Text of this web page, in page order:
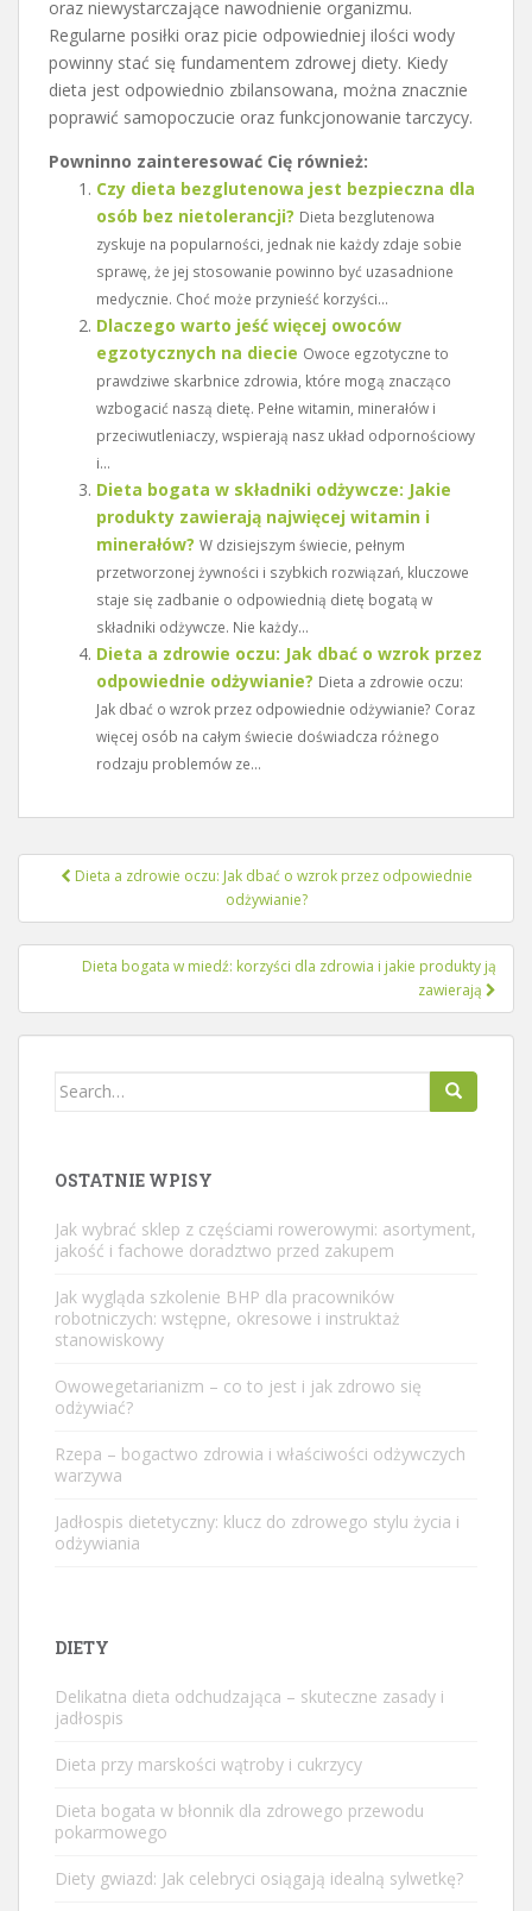
oraz niewystarczające nawodnienie organizmu.
Regularne posiłki oraz picie odpowiedniej ilości wody
powinny stać się fundamentem zdrowej diety. Kiedy
dieta jest odpowiednio zbilansowana, można znacznie
poprawić samopoczucie oraz funkcjonowanie tarczycy.
Powninno zainteresować Cię również:
Czy dieta bezglutenowa jest bezpieczna dla
osób bez nietolerancji? Dieta bezglutenowa
zyskuje na popularności, jednak nie każdy zdaje sobie
sprawę, że jej stosowanie powinno być uzasadnione
medycznie. Choć może przynieść korzyści...
Dlaczego warto jeść więcej owoców
egzotycznych na diecie Owoce egzotyczne to
prawdziwe skarbnice zdrowia, które mogą znacząco
wzbogacić naszą dietę. Pełne witamin, minerałów i
przeciwutleniaczy, wspierają nasz układ odpornościowy
i...
Dieta bogata w składniki odżywcze: Jakie
produkty zawierają najwięcej witamin i
minerałów? W dzisiejszym świecie, pełnym
przetworzonej żywności i szybkich rozwiązań, kluczowe
staje się zadbanie o odpowiednią dietę bogatą w
składniki odżywcze. Nie każdy...
Dieta a zdrowie oczu: Jak dbać o wzrok przez
odpowiednie odżywianie? Dieta a zdrowie oczu:
Jak dbać o wzrok przez odpowiednie odżywianie? Coraz
więcej osób na całym świecie doświadcza różnego
rodzaju problemów ze...
Nawigacja
Dieta a zdrowie oczu: Jak dbać o wzrok przez odpowiednie
odżywianie?
Dieta bogata w miedź: korzyści dla zdrowia i jakie produkty ją
zawierają
Search
OSTATNIE WPISY
Jak wybrać sklep z częściami rowerowymi: asortyment,
jakość i fachowe doradztwo przed zakupem
Jak wygląda szkolenie BHP dla pracowników
robotniczych: wstępne, okresowe i instruktaż
stanowiskowy
Owowegetarianizm – co to jest i jak zdrowo się
odżywiać?
Rzepa – bogactwo zdrowia i właściwości odżywczych
warzywa
Jadłospis dietetyczny: klucz do zdrowego stylu życia i
odżywiania
DIETY
Delikatna dieta odchudzająca – skuteczne zasady i
jadłospis
Dieta przy marskości wątroby i cukrzycy
Dieta bogata w błonnik dla zdrowego przewodu
pokarmowego
Diety gwiazd: Jak celebryci osiągają idealną sylwetkę?